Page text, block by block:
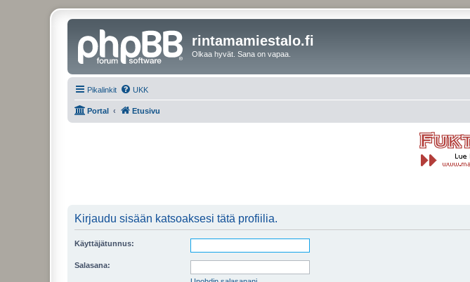
rintamamiestalo.fi
Olkaa hyvät. Sana on vapaa.
Pikalinkit UKK
Portal Etusivu
Kirjaudu sisään katsoaksesi tätä profiilia.
Käyttäjätunnus:
Salasana: